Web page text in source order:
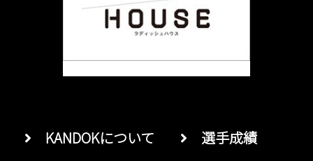
KANDOKについて 選手成績